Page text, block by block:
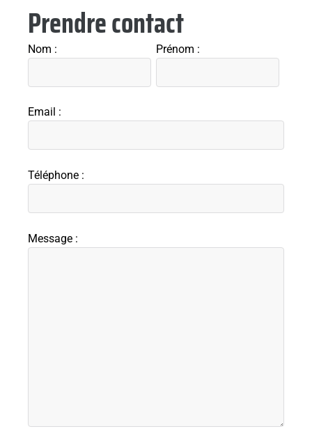
Prendre contact
Nom : Prénom :
Email :
Téléphone :
Message :